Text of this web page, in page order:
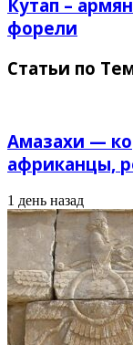
Кутап –
форели
Статьи по
Амазахи —
африканцы,
1 день назад